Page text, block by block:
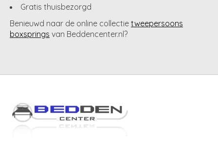
Gratis thuisbezorgd
Benieuwd naar de online collectie tweepersoons
boxsprings van Beddencenter.nl?